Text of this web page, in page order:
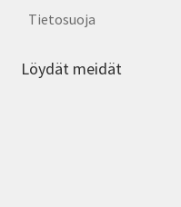
Tietosuoja
Löydät meidät